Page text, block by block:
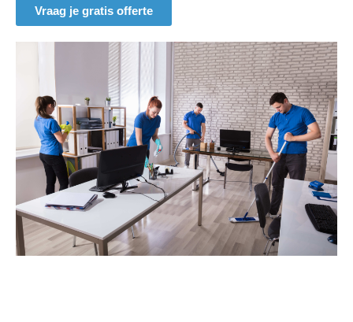
Vraag je gratis offerte